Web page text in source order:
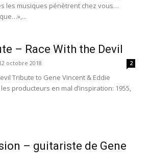
les musiques pénètrent chez vous…
– Race With the Devil
octobre 2018 2
Tribute to Gene Vincent & Eddie
producteurs en mal d’inspiration: 1955,
– guitariste de Gene